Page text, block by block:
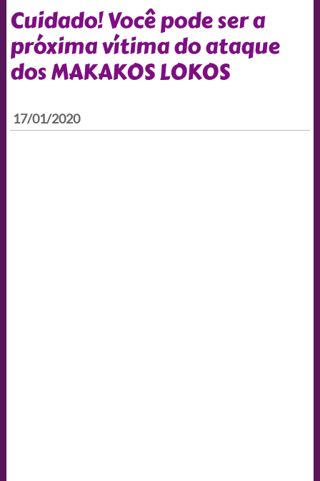
Cuidado! Você pode ser a
próxima vítima do ataque
dos MAKAKOS LOKOS
17/01/2020